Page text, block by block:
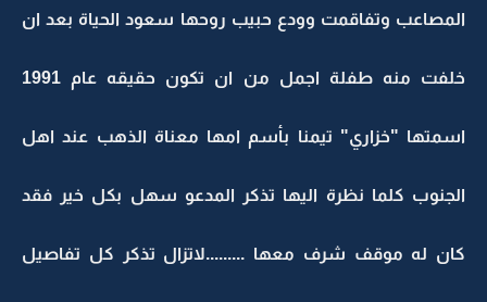
المصاعب وتفاقمت وودع حبيب روحها سعود الحياة بعد ان
خلفت منه طفلة اجمل من ان تكون حقيقه عام 1991
اسمتها "خزاري" تيمنا بأسم امها معناة الذهب عند اهل
الجنوب كلما نظرة اليها تذكر المدعو سهل بكل خير فقد
كان له موقف شرف معها .........لاتزال تذكر كل تفاصيل